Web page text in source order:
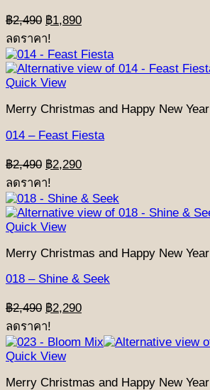
฿2,490 Original
price
was:
฿2,490.
฿1,890Current
฿1,890.
ลดราคา!
Quick View
Merry Christmas and Happy New Year
014 – Feast Fiesta
฿2,490 Original
was:
฿2,490.
฿2,290Current
฿2,290.
ลดราคา!
Quick View
Merry Christmas and Happy New Year
018 – Shine & Seek
฿2,490 Original
price
was:
฿2,490.
฿2,290Current
฿2,290.
ลดราคา!
Quick View
Merry Christmas and Happy New Year